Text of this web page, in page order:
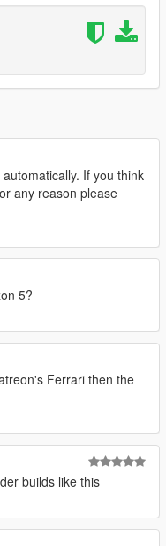
If you think
any reason please
5?
Ferrari then the
builds like this